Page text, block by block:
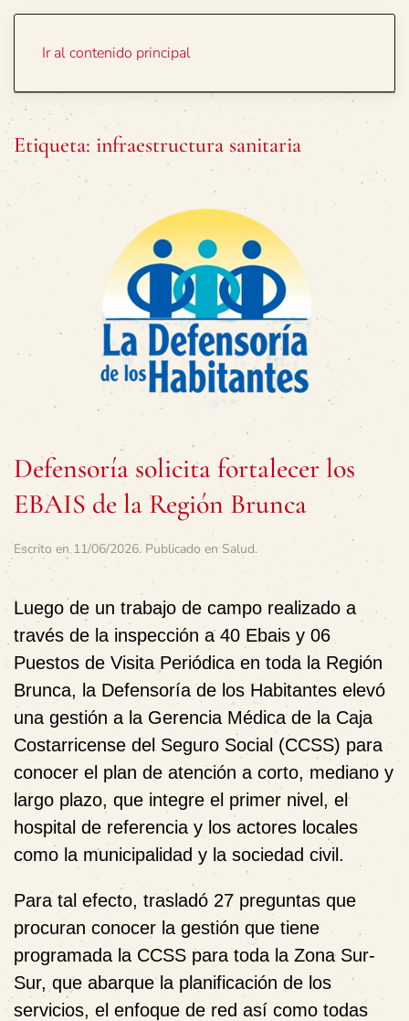
Ir al contenido principal
Etiqueta: infraestructura sanitaria
Defensoría solicita fortalecer los
EBAIS de la Región Brunca
Escrito en11/06/2026. Publicado en Salud.
Luego de un trabajo de campo realizado a
través de la inspección a 40 Ebais y 06
Puestos de Visita Periódica en toda la Región
Brunca, la Defensoría de los Habitantes elevó
una gestión a la Gerencia Médica de la Caja
Costarricense del Seguro Social (CCSS) para
conocer el plan de atención a corto, mediano y
largo plazo, que integre el primer nivel, el
hospital de referencia y los actores locales
como la municipalidad y la sociedad civil.
Para tal efecto, trasladó 27 preguntas que
procuran conocer la gestión que tiene
programada la CCSS para toda la Zona Sur-
Sur, que abarque la planificación de los
servicios, el enfoque de red así como todas